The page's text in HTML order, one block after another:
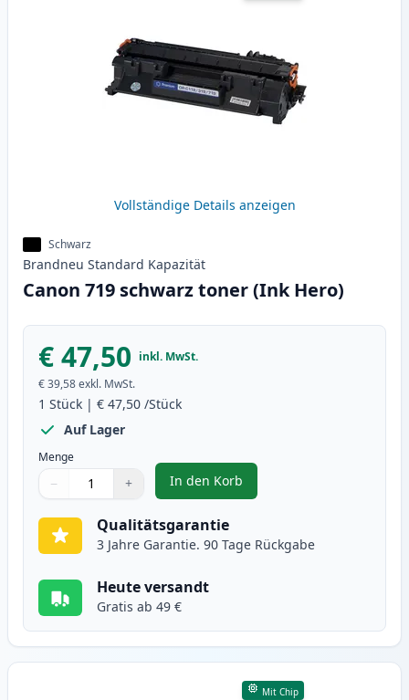
Vollständige Details anzeigen
Schwarz
Brandneu Standard Kapazität
Canon 719 schwarz toner (Ink Hero)
€ 47,50 inkl. MwSt.
€ 39,58exkl. MwSt.
1 Stück | € 47,50 /Stück
Auf Lager
Menge
Verwenden Sie die Tasten, um anzupassen
− +
1
In den Korb
, Canon 719 schwarz toner (Ink
Qualitätsgarantie
3 Jahre Garantie. 90 Tage Rückgabe
Heute versandt
Gratis ab 49 €
Mit Chip